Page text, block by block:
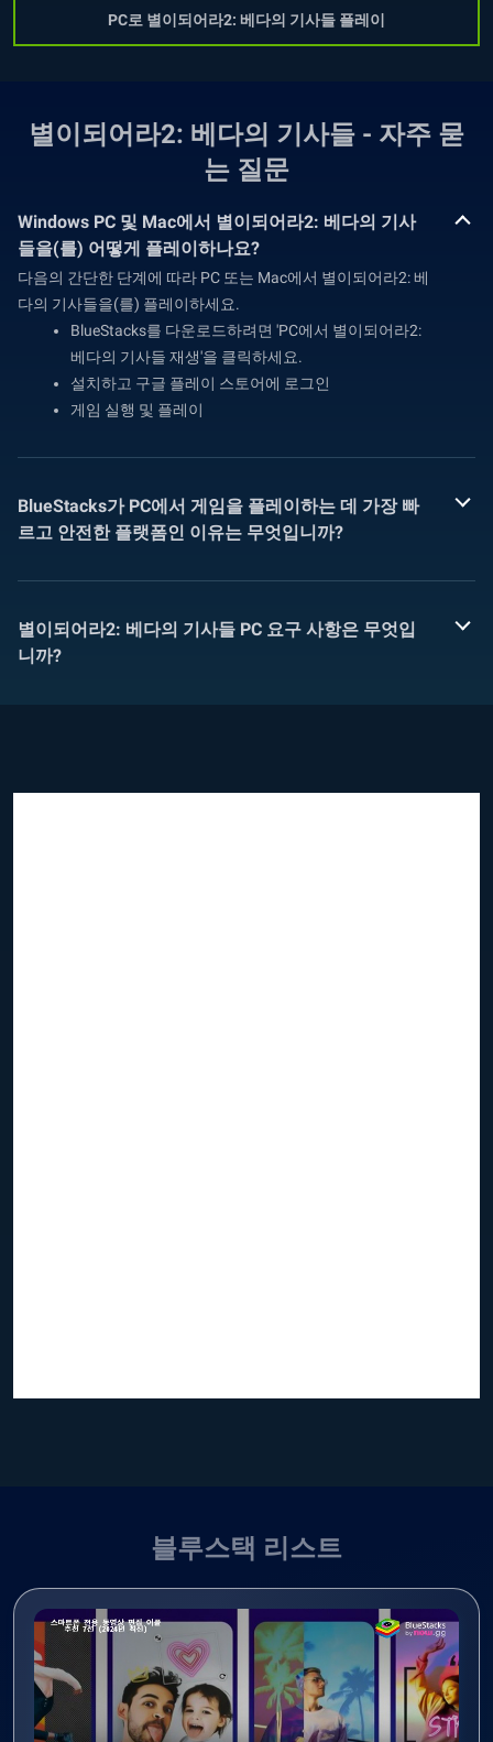
PC로 별이되어라2: 베다의 기사들 플레이
별이되어라2: 베다의 기사들 - 자주 묻
는 질문
Windows PC 및 Mac에서 별이되어라2: 베다의 기사
들을(를) 어떻게 플레이하나요?
다음의 간단한 단계에 따라 PC 또는 Mac에서 별이되어라2: 베
다의 기사들을(를) 플레이하세요.
BlueStacks를 다운로드하려면 'PC에서 별이되어라2:
베다의 기사들 재생'을 클릭하세요.
설치하고 구글 플레이 스토어에 로그인
게임 실행 및 플레이
BlueStacks가 PC에서 게임을 플레이하는 데 가장 빠
르고 안전한 플랫폼인 이유는 무엇입니까?
별이되어라2: 베다의 기사들 PC 요구 사항은 무엇입
니까?
블루스택 리스트